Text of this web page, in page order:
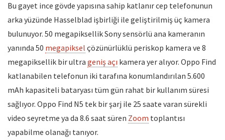
Bu gayet ince gövde yapısına sahip katlanır cep telefonunun
arka yüzünde Hasselblad işbirliği ile geliştirilmiş üç kamera
bulunuyor. 50 megapiksellik Sony sensörlü ana kameranın
yanında 50 megapiksel çözünürlüklü periskop kamera ve 8
megapiksellik bir ultra geniş açı kamera yer alıyor. Oppo Find
katlanabilen telefonun iki tarafına konumlandırılan 5.600
mAh kapasiteli bataryası tüm gün rahat bir kullanım süresi
sağlıyor. Oppo Find N5 tek bir şarj ile 25 saate varan sürekli
video seyretme ya da 8.6 saat süren Zoom toplantısı
yapabilme olanağı tanıyor.